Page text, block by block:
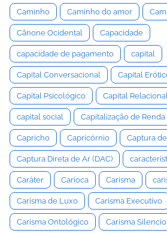
Caminho Caminho do amor
Cânone Ocidental Capacidade
capacidade de pagamento capital
Capital Conversacional Capital
Capital Psicológico Capital
capital social Capitalização de Renda
Capricho Capricórnio Captura
Captura Direta de Ar (DAC)
Caráter Carioca Carisma
Carisma de Luxo Carisma Executivo
Carisma Ontológico Carisma